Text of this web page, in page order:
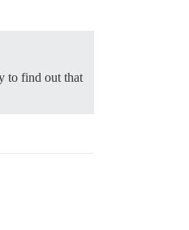
to find out that